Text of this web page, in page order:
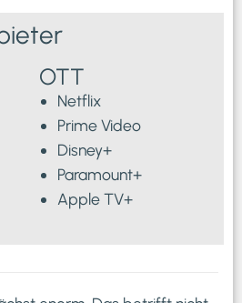
OTT
Netflix
Prime Video
Disney+
Paramount+
Apple TV+